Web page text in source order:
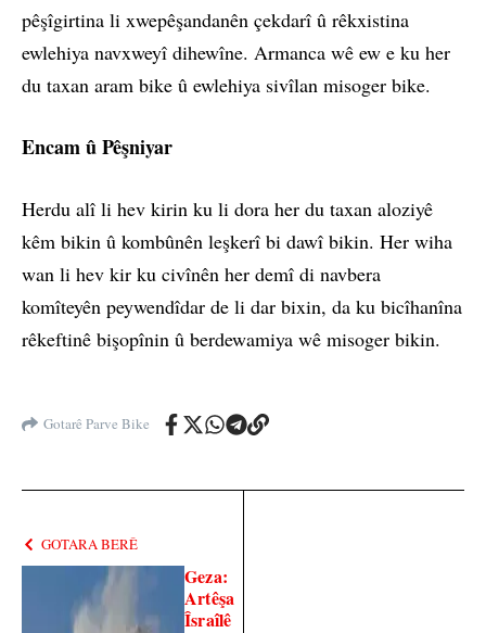
pêşîgirtina li xwepêşandanên çekdarî û rêkxistina
ewlehiya navxweyî dihewîne. Armanca wê ew e ku her
du taxan aram bike û ewlehiya sivîlan misoger bike.
Encam û Pêşniyar
Herdu alî li hev kirin ku li dora her du taxan aloziyê
kêm bikin û kombûnên leşkerî bi dawî bikin. Her wiha
wan li hev kir ku civînên her demî di navbera
komîteyên peywendîdar de li dar bixin, da ku bicîhanîna
rêkeftinê bişopînin û berdewamiya wê misoger bikin.
Gotarê Parve Bike
GOTARA BERÊ
Geza:
Artêşa
Îsraîlê